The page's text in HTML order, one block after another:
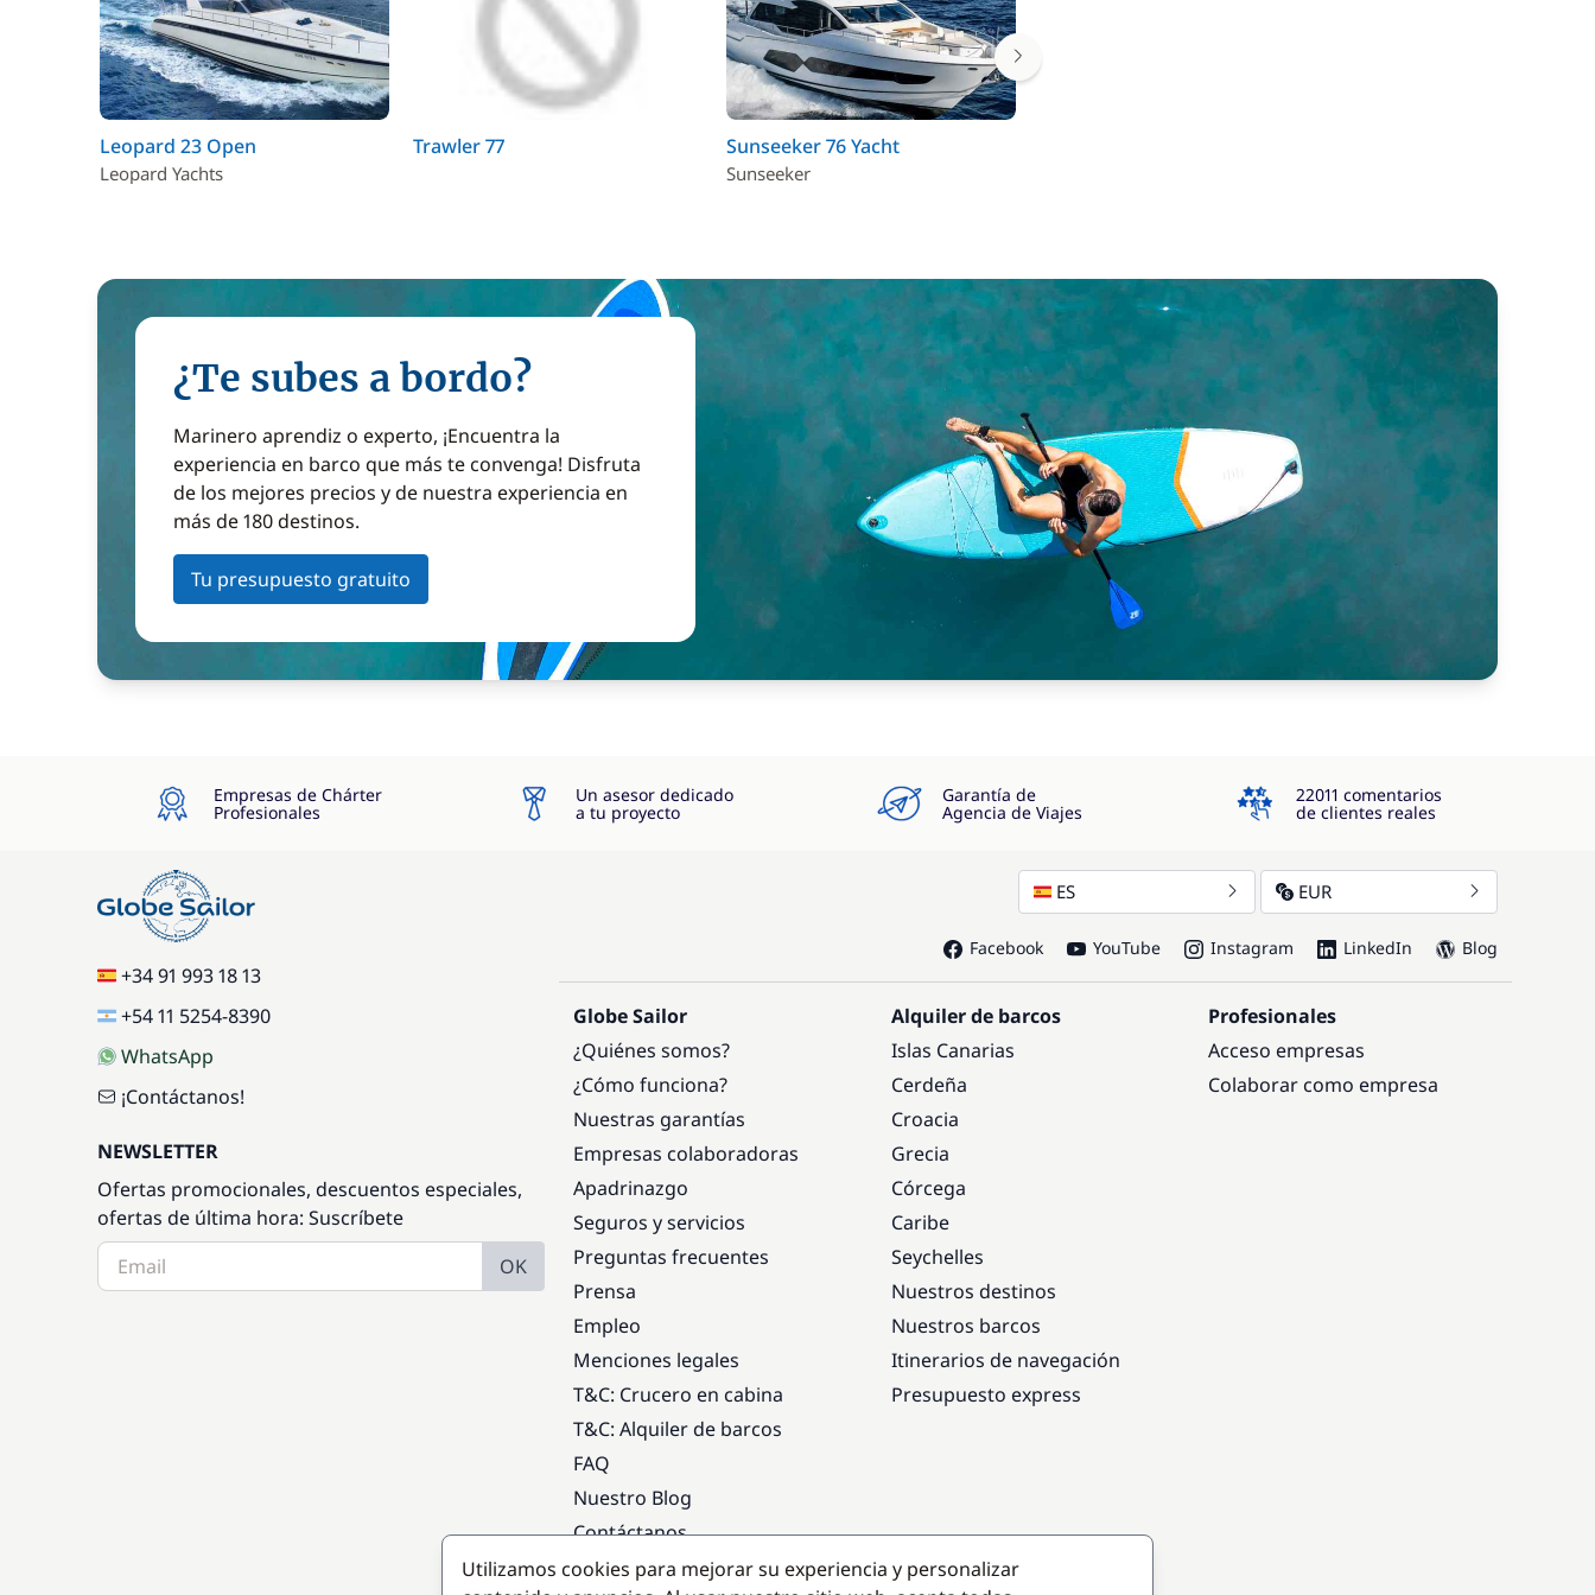
Leopard 23 Open
Leopard Yachts
Trawler 77 Sunseeker 76 Yacht
Sunseeker
¿Te subes a bordo?
Marinero aprendiz o experto, ¡Encuentra la
experiencia en barco que más te convenga! Disfruta
de los mejores precios y de nuestra experiencia en
más de 180 destinos.
Tu presupuesto gratuito
Empresas de Chárter
Profesionales
Un asesor dedicado
a tu proyecto
Garantía de
Agencia de Viajes
4.3
22011 comentarios
de clientes reales
+34 91 993 18 13
+54 11 5254-8390
WhatsApp
¡Contáctanos!
NEWSLETTER
Ofertas promocionales, descuentos especiales,
ofertas de última hora: Suscríbete
OK
ES EUR
Facebook YouTube Instagram LinkedIn Blog
Globe Sailor
¿Quiénes somos?
¿Cómo funciona?
Nuestras garantías
Empresas colaboradoras
Apadrinazgo
Seguros y servicios
Preguntas frecuentes
Prensa
Empleo
Menciones legales
T&C: Crucero en cabina
T&C: Alquiler de barcos
FAQ
Nuestro Blog
Contáctanos
Alquiler de barcos
Islas Canarias
Cerdeña
Croacia
Grecia
Córcega
Caribe
Seychelles
Nuestros destinos
Nuestros barcos
Itinerarios de navegación
Presupuesto express
Profesionales
Acceso empresas
Colaborar como empresa
Destinos populares
Utilizamos cookies para mejorar su experiencia y personalizar